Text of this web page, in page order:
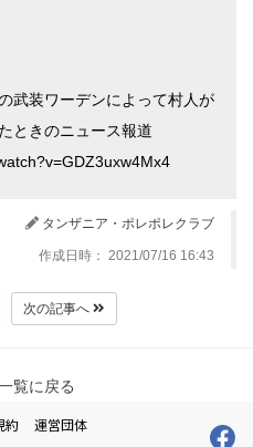
武装ワーデンによって村人が
ときのニュース報道
タンザニア・ポレポレクラブ
作成日時： 2021/07/16 16:43
次の記事へ
覧に戻る
約
運営団体